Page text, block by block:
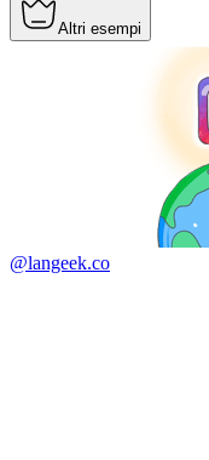
Altri esempi
@langeek.co